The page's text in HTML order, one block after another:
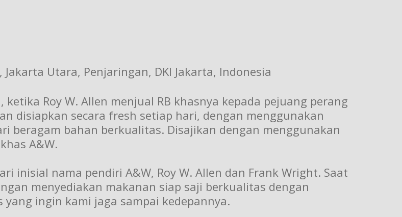
Jakarta Utara, Penjaringan, DKI Jakarta, Indonesia
Roy W. Allen menjual RB khasnya kepada pejuang perang
disiapkan secara fresh setiap hari, dengan menggunakan
beragam bahan berkualitas. Disajikan dengan menggunakan
A&W.
inisial nama pendiri A&W, Roy W. Allen dan Frank Wright. Saat
menyediakan makanan siap saji berkualitas dengan
ingin kami jaga sampai kedepannya.